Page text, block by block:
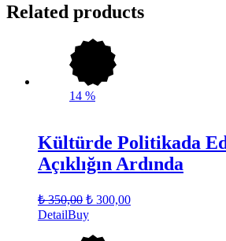
Related products
14 %
Kültürde Politikada
Açıklığın Ardında
₺350,00 ₺ 300,00
DetailBuy